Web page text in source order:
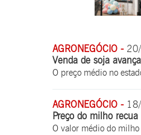
AGRONEGÓCIO -20/
Venda de soja
O preço médio no
AGRONEGÓCIO -18/
Preço do milho
O valor médio do